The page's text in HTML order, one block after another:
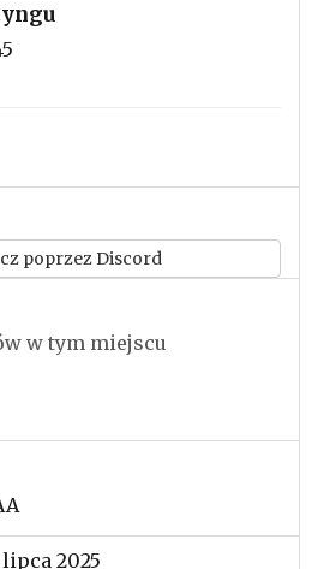
poprzez Discord
w tym miejscu
2025